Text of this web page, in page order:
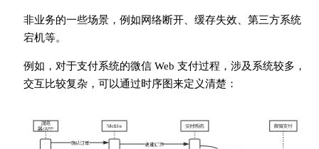
非业务的一些场景，例如网络断开、缓存失效、第三方系统
宕机等。
例如，对于支付系统的微信 Web 支付过程，涉及系统较多，
交互比较复杂，可以通过时序图来定义清楚：